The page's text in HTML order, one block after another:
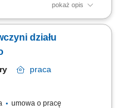
pokaż opis
obsługi Klientów
sery itp. oraz monitorowanie
sprzedaż produktów,
działu
praca
umowa o pracę